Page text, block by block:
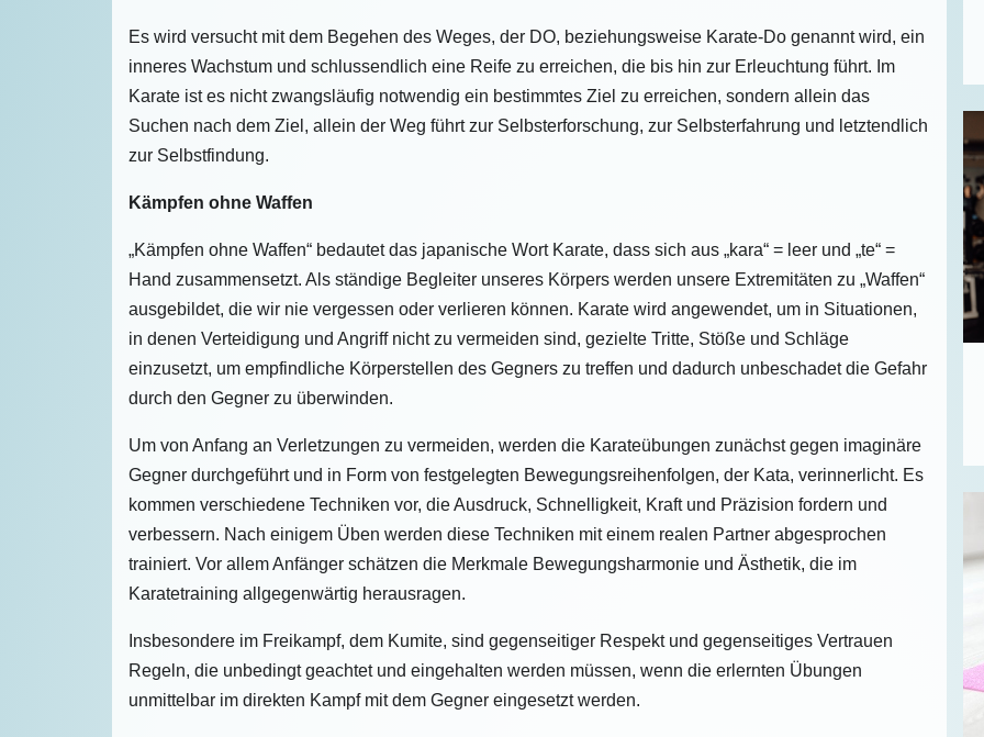
Es wird versucht mit dem Begehen des Weges, der DO, beziehungsweise Karate-Do genannt wird, ein
inneres Wachstum und schlussendlich eine Reife zu erreichen, die bis hin zur Erleuchtung führt. Im
Karate ist es nicht zwangsläufig notwendig ein bestimmtes Ziel zu erreichen, sondern allein das
Suchen nach dem Ziel, allein der Weg führt zur Selbsterforschung, zur Selbsterfahrung und letztendlich
zur Selbstfindung.
Kämpfen ohne Waffen
„Kämpfen ohne Waffen“ bedautet das japanische Wort Karate, dass sich aus „kara“ = leer und „te“ =
Hand zusammensetzt. Als ständige Begleiter unseres Körpers werden unsere Extremitäten zu „Waffen“
ausgebildet, die wir nie vergessen oder verlieren können. Karate wird angewendet, um in Situationen,
in denen Verteidigung und Angriff nicht zu vermeiden sind, gezielte Tritte, Stöße und Schläge
einzusetzt, um empfindliche Körperstellen des Gegners zu treffen und dadurch unbeschadet die Gefahr
durch den Gegner zu überwinden.
Um von Anfang an Verletzungen zu vermeiden, werden die Karateübungen zunächst gegen imaginäre
Gegner durchgeführt und in Form von festgelegten Bewegungsreihenfolgen, der Kata, verinnerlicht. Es
kommen verschiedene Techniken vor, die Ausdruck, Schnelligkeit, Kraft und Präzision fordern und
verbessern. Nach einigem Üben werden diese Techniken mit einem realen Partner abgesprochen
trainiert. Vor allem Anfänger schätzen die Merkmale Bewegungsharmonie und Ästhetik, die im
Karatetraining allgegenwärtig herausragen.
Insbesondere im Freikampf, dem Kumite, sind gegenseitiger Respekt und gegenseitiges Vertrauen
Regeln, die unbedingt geachtet und eingehalten werden müssen, wenn die erlernten Übungen
unmittelbar im direkten Kampf mit dem Gegner eingesetzt werden.